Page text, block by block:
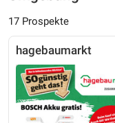
17 Prospekte
hagebaumarkt